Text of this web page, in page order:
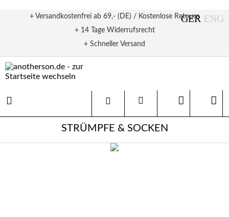
+ Versandkostenfrei ab 69,- (DE) / Kostenlose Retoure
+ 14 Tage Widerrufsrecht
+ Schneller Versand
STRÜMPFE & SOCKEN